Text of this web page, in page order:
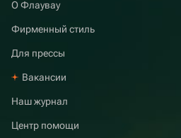
О Флаувау
Фирменный стиль
Для прессы
Вакансии
Наш журнал
Центр помощи